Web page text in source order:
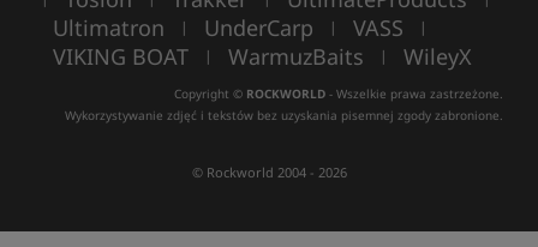
Ultimatron | UnderCarp | VASS |
VIKING BOAT | WarmuzBaits | WileyX
Copyright © ROCKWORLD - Wszelkie prawa zastrzeżone.
Wykorzystywanie zdjęć i tekstów bez uzyskania pisemnej zgody zabronione.
© Rockworld 2004 - 2026